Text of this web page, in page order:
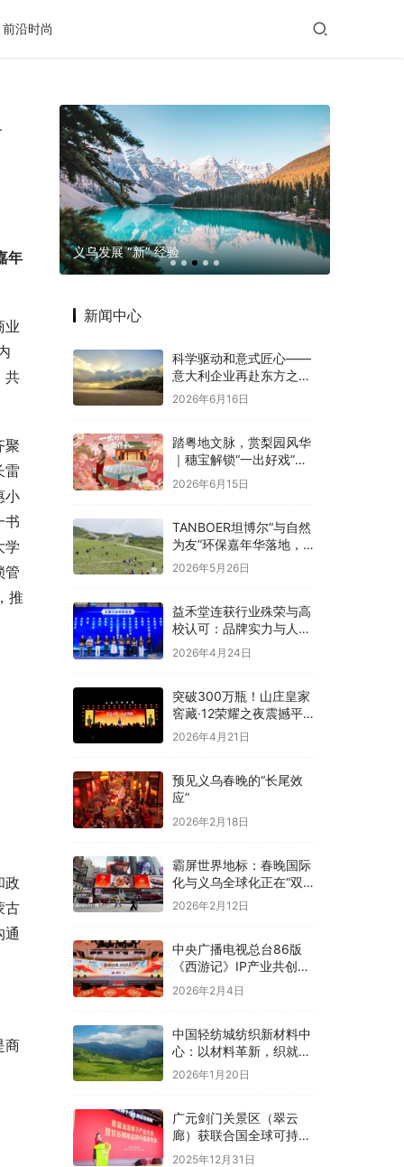
前沿时尚
年
业
共
聚
雷
小
书
学
管
推
政
古
通
商
义乌发展 “新” 经验
新闻中心
科学驱动和意式匠心——
意大利企业再赴东方之约
赋能意中大健康产业深度
2026年6月16日
踏粤地文脉，赏梨园风华
｜穗宝解锁“一出好戏”文
化溯源之旅
2026年6月15日
TANBOER坦博尔“与自然
为友”环保嘉年华落地，构
建四季户外可持续实践
2026年5月26日
益禾堂连获行业殊荣与高
校认可：品牌实力与人才
战略双线并进
2026年4月24日
突破300万瓶！山庄皇家
窖藏·12荣耀之夜震撼平
泉，冀酒超级大单品强势
2026年4月21日
预见义乌春晚的“长尾效
应”
2026年2月18日
霸屏世界地标：春晚国际
化与义乌全球化正在“双向
奔赴”！
2026年2月12日
中央广播电视总台86版
《西游记》IP产业共创大
会在京举办
2026年2月4日
中国轻纺城纺织新材料中
心：以材料革新，织就全
球纺织未来新图景
2026年1月20日
广元剑门关景区（翠云
廊）获联合国全球可持续
“地球家园”范例奖
2025年12月31日